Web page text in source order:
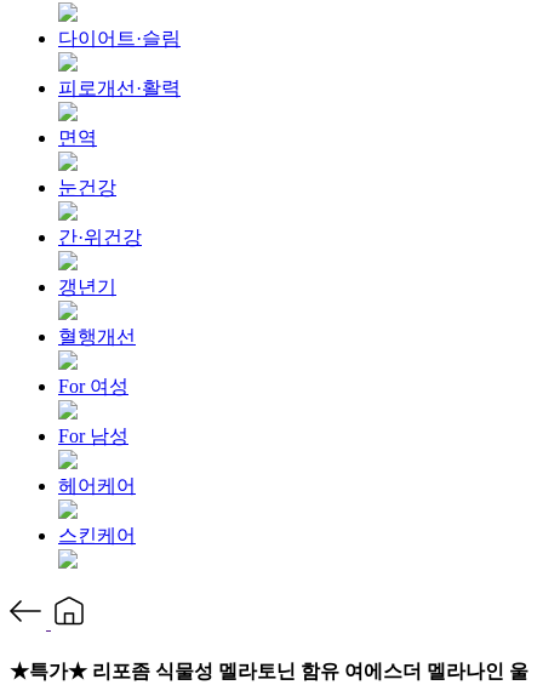
다이어트·슬림
피로개선·활력
면역
눈건강
간·위건강
갱년기
혈행개선
For 여성
For 남성
헤어케어
스킨케어
★특가★ 리포좀 식물성 멜라토닌 함유 여에스더 멜라나인 울